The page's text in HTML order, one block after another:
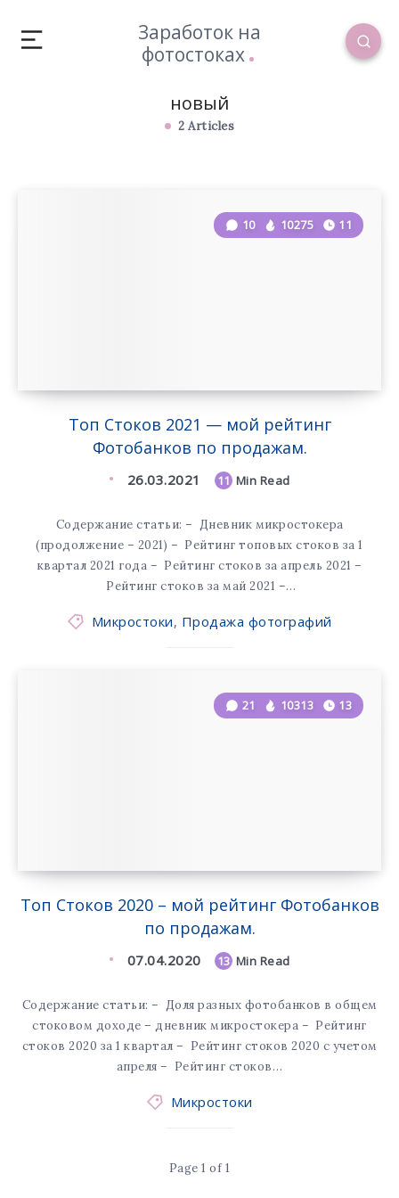
Заработок на
фотостоках
новый
2 Articles
Tоп Стоков 2021 — мой рейтинг
Фотобанков по продажам.
10 10275 11
26.03.2021 11 Min Read
Содержание статьи: – Дневник микростокера
(продолжение – 2021) – Рейтинг топовых стоков за 1
квартал 2021 года – Рейтинг стоков за апрель 2021 –
Рейтинг стоков за май 2021 –…
Микростоки, Продажа фотографий
Топ Стоков 2020 – мой рейтинг Фотобанков
по продажам.
21 10313 13
07.04.2020 13 Min Read
Содержание статьи: – Доля разных фотобанков в общем
стоковом доходе – дневник микростокера – Рейтинг
стоков 2020 за 1 квартал – Рейтинг стоков 2020 с учетом
апреля – Рейтинг стоков…
Микростоки
Page 1 of 1